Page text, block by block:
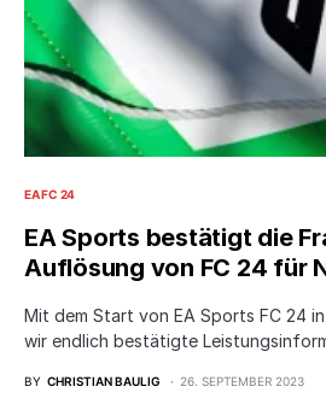
EA FC 24
EA Sports bestätigt die
Auflösung von FC 24 für
Mit dem Start von EA Sports FC 24
wir endlich bestätigte
BY CHRISTIAN BAULIG 26. SEPTEMBER 2023